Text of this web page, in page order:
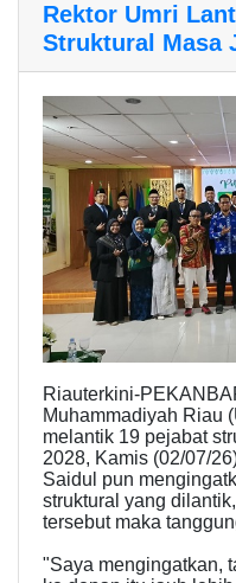
Rektor Umri
Struktural Masa
Riauterkini-
Muhammadiyah Riau
melantik 19 pejabat
2028, Kamis (02/07/
Saidul pun
struktural yang
tersebut maka
"Saya mengingatkan,